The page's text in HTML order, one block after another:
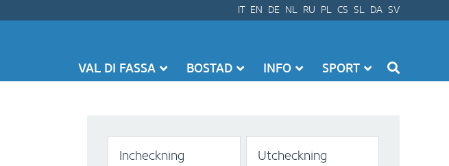
IT EN DE NL RU PL CS SL DA SV
VAL DI FASSA BOSTAD INFO SPORT
Incheckning Utcheckning